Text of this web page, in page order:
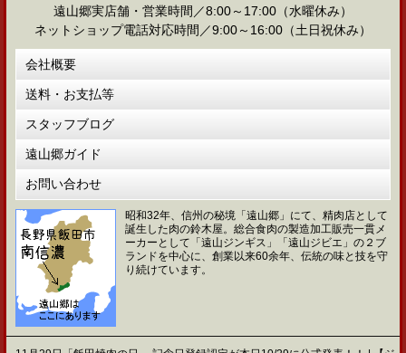
遠山郷実店舗・営業時間／8:00～17:00（水曜休み）
ネットショップ電話対応時間／9:00～16:00（土日祝休み）
会社概要
送料・お支払等
スタッフブログ
遠山郷ガイド
お問い合わせ
昭和32年、信州の秘境「遠山郷」にて、精肉店として
誕生した肉の鈴木屋。総合食肉の製造加工販売一貫メ
ーカーとして「遠山ジンギス」「遠山ジビエ」の２ブ
ランドを中心に、創業以来60余年、伝統の味と技を守
り続けています。